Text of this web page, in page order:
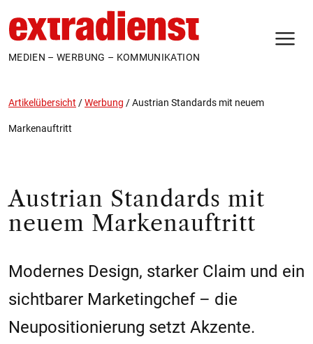
MEDIEN – WERBUNG – KOMMUNIKATION
Artikelübersicht /Werbung /Austrian Standards mit neuem
Markenauftritt
Austrian Standards mit
neuem Markenauftritt
Modernes Design, starker Claim und ein
sichtbarer Marketingchef – die
Neupositionierung setzt Akzente.